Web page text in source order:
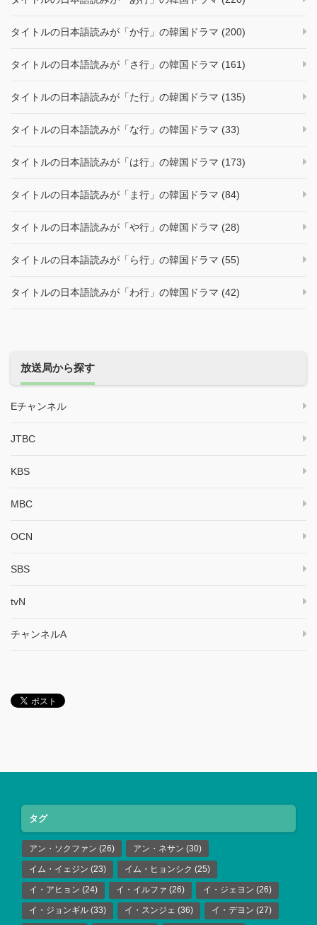
タイトルの日本語読みが「か行」の韓国ドラマ (200)
タイトルの日本語読みが「さ行」の韓国ドラマ (161)
タイトルの日本語読みが「た行」の韓国ドラマ (135)
タイトルの日本語読みが「な行」の韓国ドラマ (33)
タイトルの日本語読みが「は行」の韓国ドラマ (173)
タイトルの日本語読みが「ま行」の韓国ドラマ (84)
タイトルの日本語読みが「や行」の韓国ドラマ (28)
タイトルの日本語読みが「ら行」の韓国ドラマ (55)
タイトルの日本語読みが「わ行」の韓国ドラマ (42)
放送局から探す
Eチャンネル
JTBC
KBS
MBC
OCN
SBS
tvN
チャンネルA
タグ
アン・ソクファン (26) アン・ネサン (30)
イム・イェジン (23) イム・ヒョンシク (25)
イ・アヒョン (24) イ・イルファ (26) イ・ジェヨン (26)
イ・ジョンギル (33) イ・スンジェ (36) イ・デヨン (27)